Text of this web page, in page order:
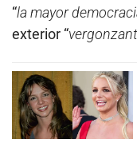
“la mayor
exterior “